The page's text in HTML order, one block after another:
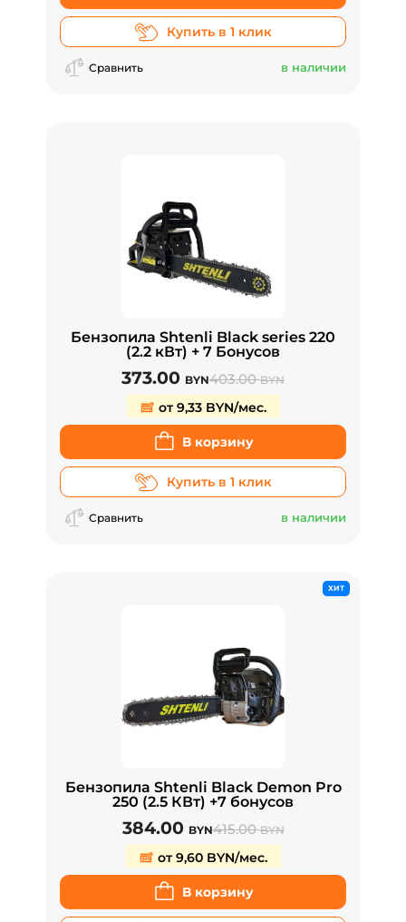
Купить в 1 клик
Сравнить в наличии
Бензопила Shtenli Black series 220
(2.2 кВт) + 7 Бонусов
373.00 BYN403.00BYN
от 9,33 BYN/мес.
В корзину
Купить в 1 клик
Сравнить в наличии
ХИТ
Бензопила Shtenli Black Demon Pro
250 (2.5 КВт) +7 бонусов
384.00 BYN415.00BYN
от 9,60 BYN/мес.
В корзину